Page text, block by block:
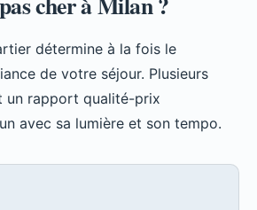
détermine à la fois le
de votre séjour. Plusieurs
un rapport qualité-prix
avec sa lumière et son tempo.